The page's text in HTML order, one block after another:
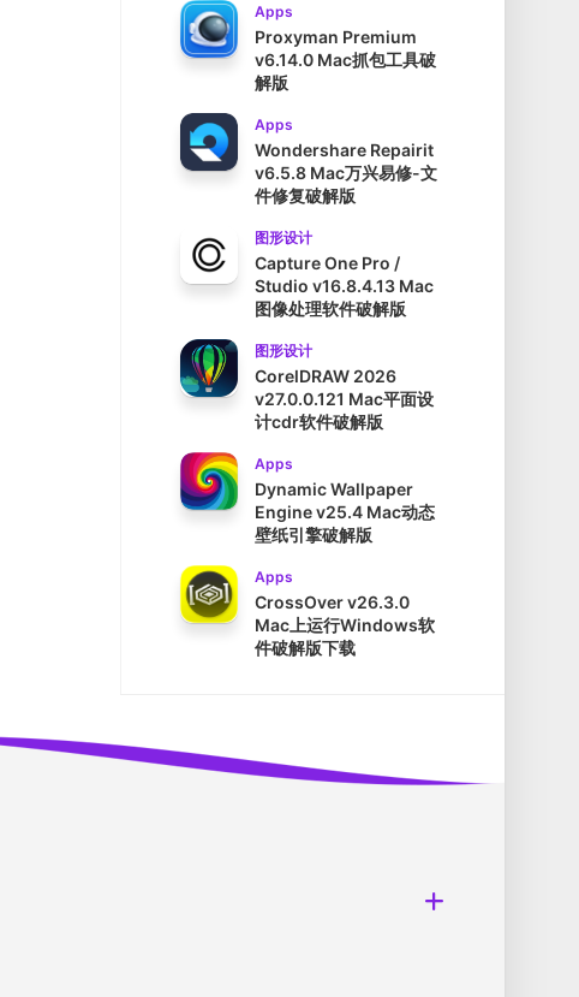
Apps
Proxyman Premium
v6.14.0 Mac抓包工具破
解版
Apps
Wondershare Repairit
v6.5.8 Mac万兴易修-文
件修复破解版
图形设计
Capture One Pro /
Studio v16.8.4.13 Mac
图像处理软件破解版
图形设计
CorelDRAW 2026
v27.0.0.121 Mac平面设
计cdr软件破解版
Apps
Dynamic Wallpaper
Engine v25.4 Mac动态
壁纸引擎破解版
Apps
CrossOver v26.3.0
Mac上运行Windows软
件破解版下载